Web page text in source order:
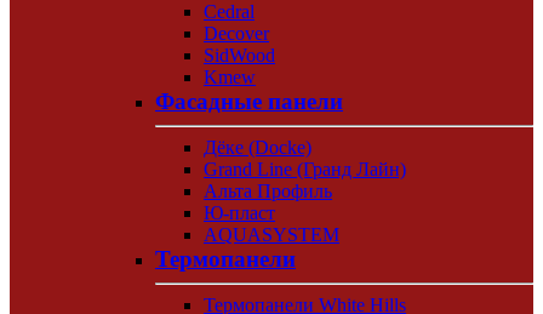
Cedral
Decover
SidWood
Kmew
Фасадные панели
Дёке (Docke)
Grand Line (Гранд Лайн)
Альта Профиль
Ю-пласт
AQUASYSTEM
Термопанели
Термопанели White Hills